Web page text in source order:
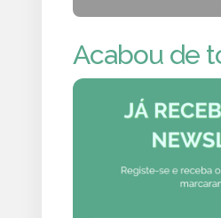
Acabou de